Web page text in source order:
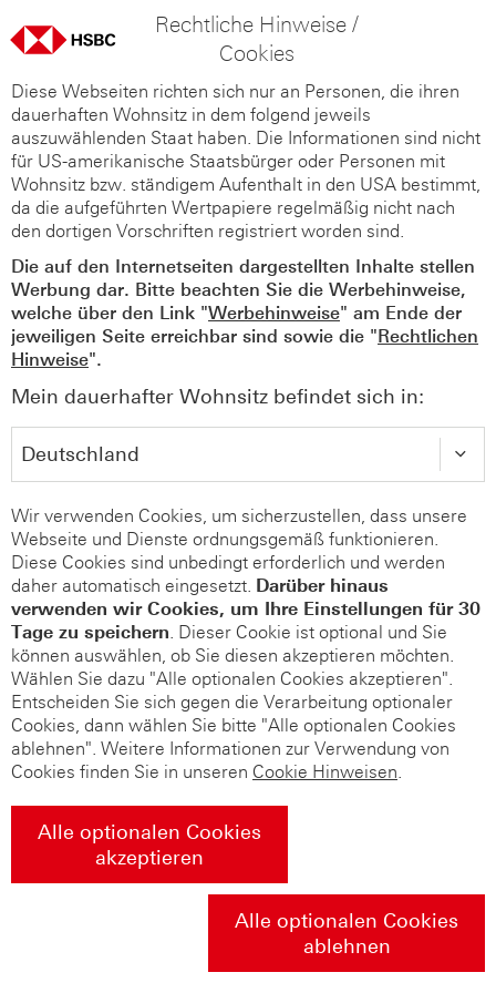
Rechtliche Hinweise /
Cookies
Diese Webseiten richten sich nur an Personen, die ihren
dauerhaften Wohnsitz in dem folgend jeweils
auszuwählenden Staat haben. Die Informationen sind nicht
für US-amerikanische Staatsbürger oder Personen mit
Wohnsitz bzw. ständigem Aufenthalt in den USA bestimmt,
da die aufgeführten Wertpapiere regelmäßig nicht nach
den dortigen Vorschriften registriert worden sind.
Die auf den Internetseiten dargestellten Inhalte stellen
Werbung dar. Bitte beachten Sie die Werbehinweise,
welche über den Link "Werbehinweise" am Ende der
jeweiligen Seite erreichbar sind sowie die "Rechtlichen
Hinweise".
Mein dauerhafter Wohnsitz befindet sich in:
Wir verwenden Cookies, um sicherzustellen, dass unsere
Webseite und Dienste ordnungsgemäß funktionieren.
Diese Cookies sind unbedingt erforderlich und werden
daher automatisch eingesetzt. Darüber hinaus
verwenden wir Cookies, um Ihre Einstellungen für 30
Tage zu speichern. Dieser Cookie ist optional und Sie
können auswählen, ob Sie diesen akzeptieren möchten.
Wählen Sie dazu "Alle optionalen Cookies akzeptieren".
Entscheiden Sie sich gegen die Verarbeitung optionaler
Cookies, dann wählen Sie bitte "Alle optionalen Cookies
ablehnen". Weitere Informationen zur Verwendung von
Cookies finden Sie in unseren Cookie Hinweisen.
Alle optionalen Cookies
akzeptieren
Alle optionalen Cookies
ablehnen